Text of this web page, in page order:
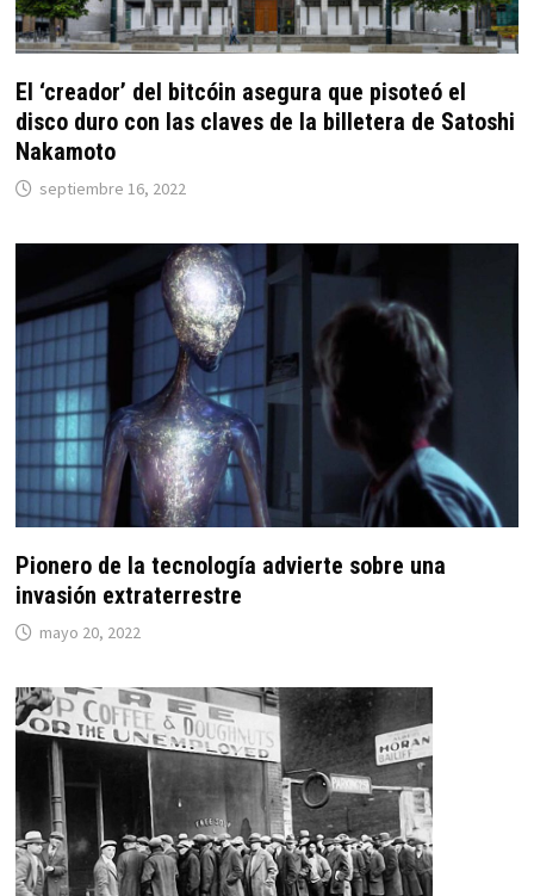
El ‘creador’ del bitcóin asegura que pisoteó el
disco duro con las claves de la billetera de Satoshi
Nakamoto
septiembre 16, 2022
Pionero de la tecnología advierte sobre una
invasión extraterrestre
mayo 20, 2022